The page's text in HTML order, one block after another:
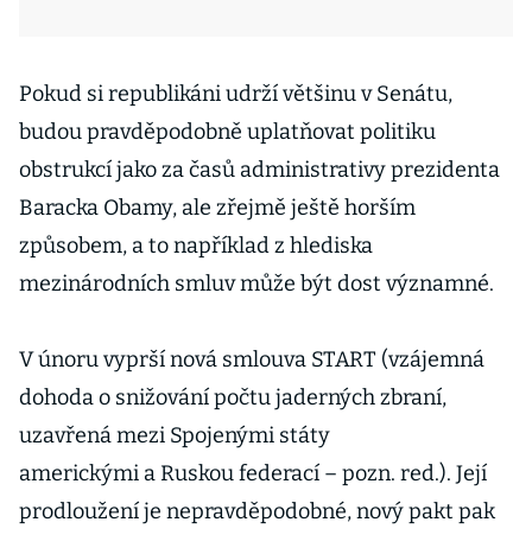
Pokud si republikáni udrží většinu v Senátu,
budou pravděpodobně uplatňovat politiku
obstrukcí jako za časů administrativy prezidenta
Baracka Obamy, ale zřejmě ještě horším
způsobem, a to například z hlediska
mezinárodních smluv může být dost významné.
V únoru vyprší nová smlouva START (vzájemná
dohoda o snižování počtu jaderných zbraní,
uzavřená mezi Spojenými státy
americkými a Ruskou federací – pozn. red.). Její
prodloužení je nepravděpodobné, nový pakt pak